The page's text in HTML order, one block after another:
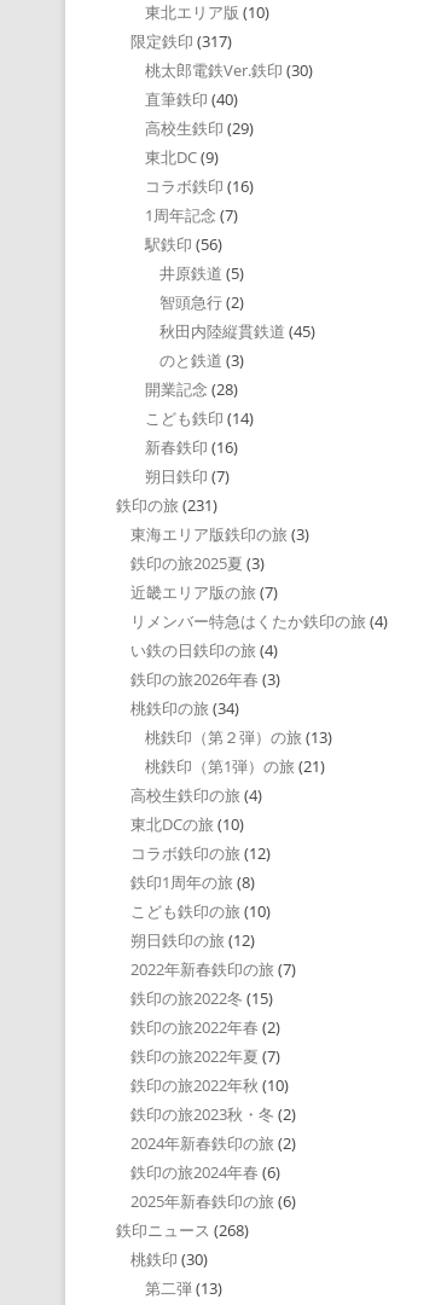
東北エリア版 (10)
限定鉄印 (317)
桃太郎電鉄Ver.鉄印 (30)
直筆鉄印 (40)
高校生鉄印 (29)
東北DC(9)
コラボ鉄印 (16)
1周年記念 (7)
駅鉄印 (56)
井原鉄道 (5)
智頭急行(2)
秋田内陸縦貫鉄道 (45)
のと鉄道 (3)
開業記念 (28)
こども鉄印 (14)
新春鉄印 (16)
朔日鉄印 (7)
鉄印の旅 (231)
東海エリア版鉄印の旅 (3)
鉄印の旅2025夏 (3)
近畿エリア版の旅 (7)
リメンバー特急はくたか鉄印の旅 (4)
い鉄の日鉄印の旅 (4)
鉄印の旅2026年春 (3)
桃鉄印の旅 (34)
桃鉄印（第２弾）の旅 (13)
桃鉄印（第1弾）の旅 (21)
高校生鉄印の旅 (4)
東北DCの旅 (10)
コラボ鉄印の旅 (12)
鉄印1周年の旅 (8)
こども鉄印の旅 (10)
朔日鉄印の旅 (12)
2022年新春鉄印の旅 (7)
鉄印の旅2022冬 (15)
鉄印の旅2022年春 (2)
鉄印の旅2022年夏 (7)
鉄印の旅2022年秋 (10)
鉄印の旅2023秋・冬 (2)
2024年新春鉄印の旅 (2)
鉄印の旅2024年春 (6)
2025年新春鉄印の旅 (6)
鉄印ニュース (268)
桃鉄印 (30)
第二弾(13)